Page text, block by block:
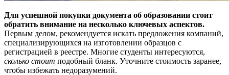
Для успешной покупки документа об образовании стоит
обратить внимание на несколько ключевых аспектов.
Первым делом, рекомендуется искать предложения компаний,
специализирующихся на изготовлении образцов с
регистрацией в реестре. Многие студенты интересуются,
сколько стоит подобный бланк. Уточните стоимость заранее,
чтобы избежать недоразумений.